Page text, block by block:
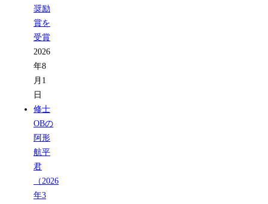
奨励
賞を
受賞
2026
年8
月1
日
修士
OBの
阿形
航平
君
（2026
年3